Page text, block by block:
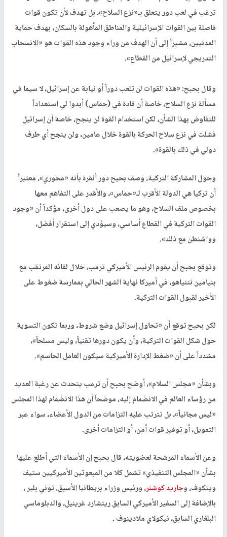
ترغب في لعب دور يتعلق بـ«نزع السلاح»، بل تهدف لأن تكون قوات
فاصلة بين القوات الإسرائيلية والمناطق المأهولة بالسكان، بهدف حماية
المدنيين، مشيراً إلى أن الهدف من وراء وجود هذه القوات هو «الانسحاب
التدريجي لإسرائيل من القطاع».
وقال بحبح: «هذه القوات لن تلعب دوراً أو نيابة عن إسرائيل، لا سيما في
مسألة نزع السلاح، خاصة أن قادة في (حماس) أبدوا لي استعداداً
للتفاوض بهذا الشأن، لكن استخدام القوة لن ينجح، خاصة أن إسرائيل
فشلت في نزع سلاح الحركة بالقوة خلال عامين، ولن ينجح أي طرف
دولي في ذلك بالقوة».
وحول المشاركة التركية، وصف بحبح دور أنقرة بأنه «محوري»، معتبراً
أن تركيا هي الدولة الأقرب لـ«حماس»، والأقدر على التفاهم معها
بخصوص ملف السلاح، وهو ما يصعب على دول أخرى، مؤكداً أن «وجود
القوات التركية في القطاع أساسي، وسيؤدي إلى استقرار أفضل،
وواشنطن مع ذلك».
وتوقع بحبح أن يقوم الرئيس الأميركي ترمب، خلال لقائه المرتقب مع
بنيامين نتنياهو، في أميركا نهاية الشهر الحالي بممارسة ضغوط على
الأخير لقبول القوات التركية.
لكن بحبح توقع أن «تحاول إسرائيل وضع شروط، وربما تكون التسوية
حول شكل القوات التركية، وأن يكون دورها تقنياً، وليس مسلحاً»،
مشدداً على أن «ضغط الإدارة الأميركية سيكون العامل الحاسم».
وبشأن «مجلس السلام»، أوضح بحبح أن ترمب يتحدث عن رغبة العديد
من رؤساء العالم في الانضمام إليه، موضحاً أن هذا الانضمام لهذا المجلس
«ليس مجانياً»، بل تترتب عليه التزامات من الدول الأعضاء، سواء عبر
التمويل، أو توفير قوات أمن، أو التزامات أخرى.
وعن الأسماء المرشحة لعضويته، قال بحبح إن الأسماء التي أطلع عليها
بشأن «المجلس التنفيذي» تشمل كلا من المبعوثين الأميركيين ستيف
ويتكوف، وجاريد كوشنر، ورئيس وزراء بريطانيا الأسبق، توني بلير ،
بالإضافة إلى السفير الأميركي السابق ريتشارد غرينيل، والدبلوماسي
البلغاري السابق، نيكولاي ملادينوف .